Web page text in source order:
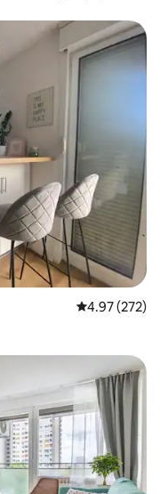
Calificación
4.97 (272)